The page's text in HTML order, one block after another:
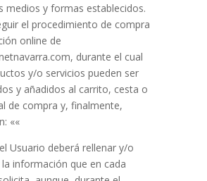
medios y formas establecidos.
el procedimiento de compra
online de
, durante el cual
y/o servicios pueden ser
y añadidos al carrito, cesta o
de compra y, finalmente,
««
Usuario deberá rellenar y/o
información que en cada